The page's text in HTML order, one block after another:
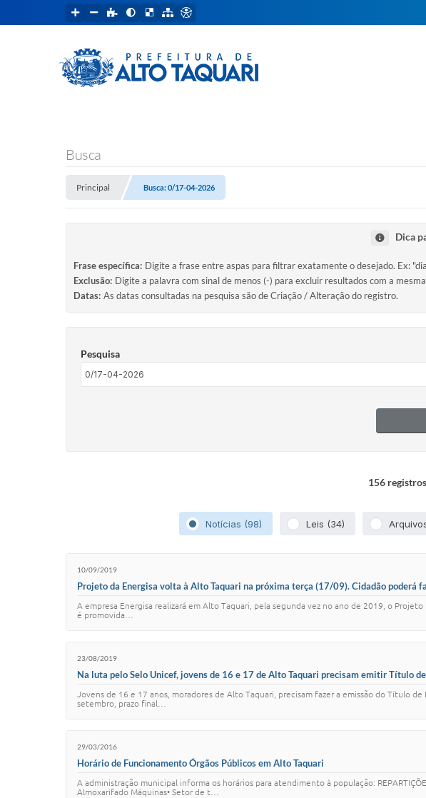
Busca
Principal Busca: 0/17-04-2026
Dica
Frase específica: Digite a frase entre aspas para filtrar exatamente o desejado. Ex:
Exclusão: Digite a palavra com sinal de menos (-) para excluir resultados com a
Datas: As datas consultadas na pesquisa são de Criação / Alteração do registro.
Pesquisa
156
Notícias (98) Leis (34)
10/09/2019
Projeto da Energisa volta à Alto Taquari na próxima terça (17/09). Cidadão poderá
A empresa Energisa realizará em Alto Taquari, pela segunda vez no ano de 2019, o
é promovida…
23/08/2019
Na luta pelo Selo Unicef, jovens de 16 e 17 de Alto Taquari precisam emitir Título
Jovens de 16 e 17 anos, moradores de Alto Taquari, precisam fazer a emissão do Título
setembro, prazo final…
29/03/2016
Horário de Funcionamento Órgãos Públicos em Alto Taquari
A administração municipal informa os horários para atendimento à população:
Almoxarifado Máquinas• Setor de t…